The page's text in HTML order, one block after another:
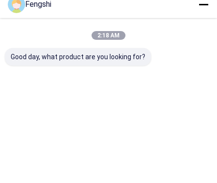
Fengshi
2:18 AM
Good day, what product are you looking for?